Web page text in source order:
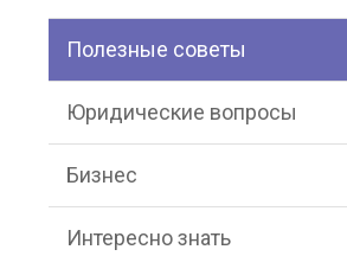
Полезные советы
Юридические вопросы
Бизнес
Интересно знать